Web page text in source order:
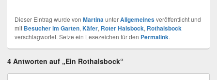
Dieser Eintrag wurde von MartinaunterAllgemeinesveröffentlicht und
mit Besucher im Garten, Käfer, Roter Halsbock, Rothalsbock
verschlagwortet. Setze ein Lesezeichen für den Permalink.
4 Antworten auf „Ein Rothalsbock“